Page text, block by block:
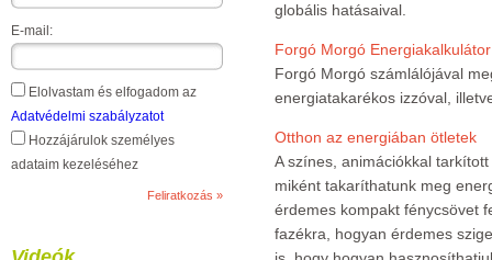
E-mail:
Elolvastam és elfogadom az
Adatvédelmi szabályzatot
Hozzájárulok személyes
adataim kezeléséhez
globális hatásaival.
Forgó Morgó Energiakalkulátor
Forgó Morgó számlálójával
energiatakarékos izzóval,
Otthon az energiában ötletek
A színes, animációkkal
miként takaríthatunk meg
érdemes kompakt fénycsövet
fazékra, hogyan érdemes